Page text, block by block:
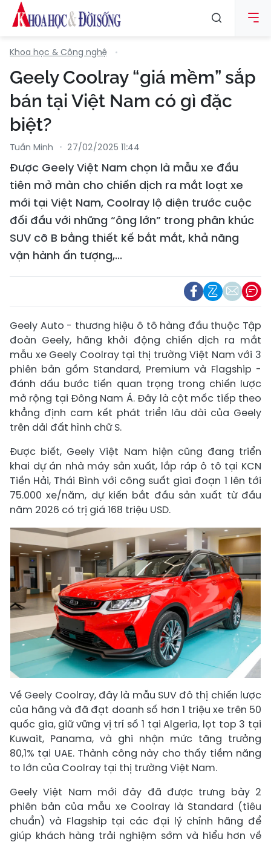
Khoa học & Công nghệ
Geely Coolray “giá mềm” sắp
bán tại Việt Nam có gì đặc
biệt?
Tuấn Minh 27/02/2025 11:44
Được Geely Việt Nam chọn là mẫu xe đầu
tiên mở màn cho chiến dịch ra mắt loạt xe
mới tại Việt Nam, Coolray lộ diện trước cuộc
đối đầu với những “ông lớn” trong phân khúc
SUV cỡ B bằng thiết kế bắt mắt, khả năng
vận hành ấn tượng,...
Geely Auto - thương hiệu ô tô hàng đầu thuộc Tập
đoàn Geely, hãng khởi động chiến dịch ra mắt
mẫu xe Geely Coolray tại thị trường Việt Nam với 3
phiên bản gồm Standard, Premium và Flagship -
đánh dấu bước tiến quan trọng trong chiến lược
mở rộng tại Đông Nam Á. Đây là cột mốc tiếp theo
khẳng định cam kết phát triển lâu dài của Geely
trên dải đất hình chữ S.
Được biết, Geely Việt Nam hiện cũng đang triển
khai dự án nhà máy sản xuất, lắp ráp ô tô tại KCN
Tiền Hải, Thái Bình với công suất giai đoạn 1 lên tới
75.000 xe/năm, dự kiến bắt đầu sản xuất từ đầu
năm 2026 có trị giá 168 triệu USD.
Về Geely Coolray, đây là mẫu SUV đô thị chiến lược
của hãng và đã đạt doanh số hơn 1 triệu xe trên 50
quốc gia, giữ vững vị trí số 1 tại Algeria, lọt top 3 tại
Kuwait, Panama, và ghi nhận mức tăng trưởng
80,1% tại UAE. Thành công này cho thấy tiềm năng
to lớn của Coolray tại thị trường Việt Nam.
Geely Việt Nam mới đây đã được trưng bày 2
phiên bản của mẫu xe Coolray là Standard (tiêu
chuẩn) và Flagship tại các đại lý chính hãng để
giúp khách hàng trải nghiệm sớm và hiểu hơn về